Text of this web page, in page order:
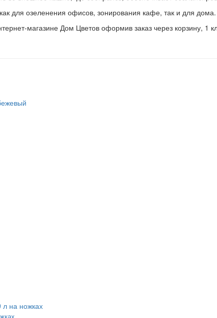
для озеленения офисов, зонирования кафе, так и для дома.
магазине Дом Цветов оформив заказ через корзину, 1